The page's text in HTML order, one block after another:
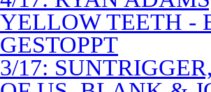
YELLOW TEETH -
GESTOPPT
3/17: